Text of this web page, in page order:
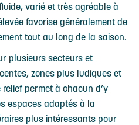
varié et très agréable à
favorise généralement de
tout au long de la saison.
plusieurs secteurs et
zones plus ludiques et
permet à chacun d’y
espaces adaptés à la
plus intéressants pour